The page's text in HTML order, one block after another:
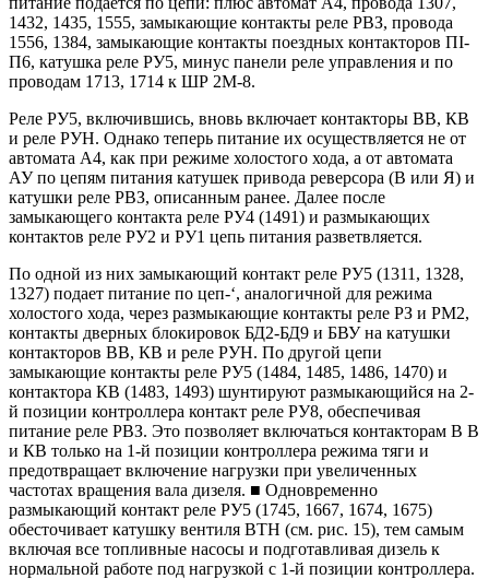
1432, 1435, 1555, замыкающие контакты реле РВЗ, провода
1556, 1384, замыкающие контакты поездных контакторов ПІ-
П6, катушка реле РУ5, минус панели реле управления и по
проводам 1713, 1714 к ШР 2М-8.
Реле РУ5, включившись, вновь включает контакторы ВВ, КВ
и реле РУН. Однако теперь питание их осуществляется не от
автомата A4, как при режиме холостого хода, а от автомата
АУ по цепям питания катушек привода реверсора (В или Я) и
катушки реле РВЗ, описанным ранее. Далее после
замыкающего контакта реле РУ4 (1491) и размыкающих
контактов реле РУ2 и РУ1 цепь питания разветвляется.
По одной из них замыкающий контакт реле РУ5 (1311, 1328,
1327) подает питание по цеп-‘, аналогичной для режима
холостого хода, через размыкающие контакты реле РЗ и РМ2,
контакты дверных блокировок БД2-БД9 и БВУ на катушки
контакторов ВВ, КВ и реле РУН. По другой цепи
замыкающие контакты реле РУ5 (1484, 1485, 1486, 1470) и
контактора КВ (1483, 1493) шунтируют размыкающийся на 2-
й позиции контроллера контакт реле РУ8, обеспечивая
питание реле РВЗ. Это позволяет включаться контакторам В В
и КВ только на 1-й позиции контроллера режима тяги и
предотвращает включение нагрузки при увеличенных
частотах вращения вала дизеля. ■ Одновременно
размыкающий контакт реле РУ5 (1745, 1667, 1674, 1675)
обесточивает катушку вентиля ВТН (см. рис. 15), тем самым
включая все топливные насосы и подготавливая дизель к
нормальной работе под нагрузкой с 1-й позиции контроллера.